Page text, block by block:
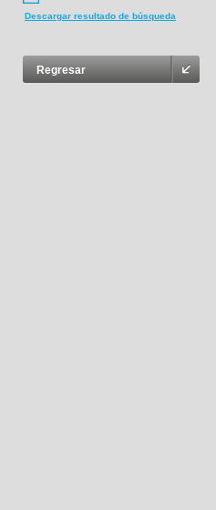
Descargar resultado de búsqueda
Regresar